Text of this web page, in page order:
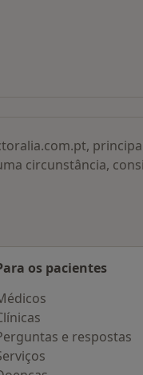
circunstância,
os pacientes
e respostas